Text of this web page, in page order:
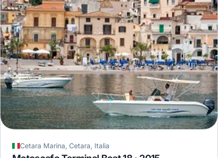
Cetara Marina, Cetara, Italia